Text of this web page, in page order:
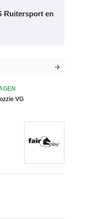
Ruitersport en
VG